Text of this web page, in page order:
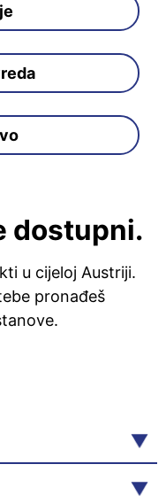
dostupni.
u cijeloj Austriji.
pronađeš